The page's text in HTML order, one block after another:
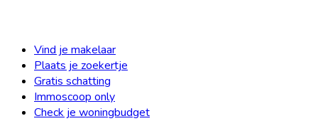
Vind je makelaar
Plaats je zoekertje
Gratis schatting
Immoscoop only
Check je woningbudget